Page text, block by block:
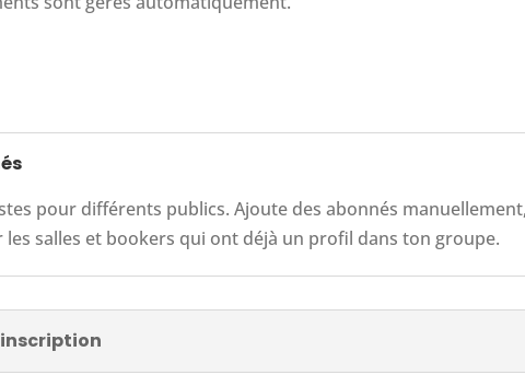
pour différents publics. Ajoute des abonnés
salles et bookers qui ont déjà un profil dans ton groupe.